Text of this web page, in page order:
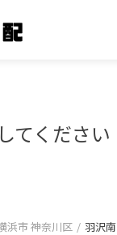
てください
浜市 神奈川区 羽沢南